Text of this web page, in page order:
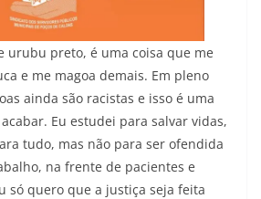
urubu preto, é uma coisa que me
e me magoa demais. Em pleno
ainda são racistas e isso é uma
Eu estudei para salvar vidas,
tudo, mas não para ser ofendida
na frente de pacientes e
só quero que a justiça seja feita